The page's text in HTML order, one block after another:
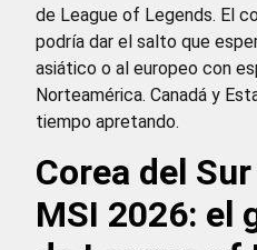
de League of Legends. El
podría dar el salto que
asiático o al europeo con
Norteamérica. Canadá y
tiempo apretando.
Corea del
MSI 2026: el